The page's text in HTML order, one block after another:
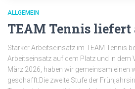
ALLGEMEIN
TEAM Tennis liefert
Starker Arbeitseinsatz im TEAM Tennis
Arbeitseinsatz auf dem Platz und in dem
März 2026, haben wir gemeinsam einen
geschafft:Die zweite Stufe der